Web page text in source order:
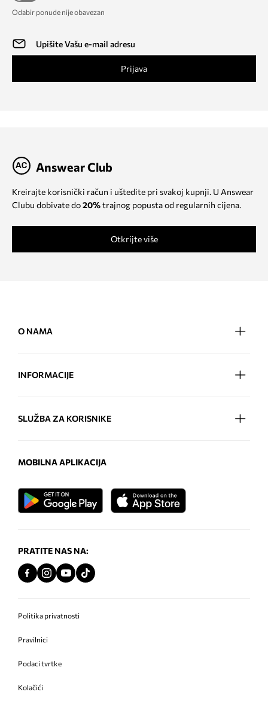
Odabir ponude nije obavezan
Prijava
Answear Club
Kreirajte korisnički račun i uštedite pri svakoj kupnji. U Answear
Clubu dobivate do20%trajnog popusta od regularnih cijena.
Otkrijte više
O NAMA
INFORMACIJE
SLUŽBA ZA KORISNIKE
MOBILNA APLIKACIJA
PRATITE NAS NA:
Politika privatnosti
Pravilnici
Podaci tvrtke
Kolačići